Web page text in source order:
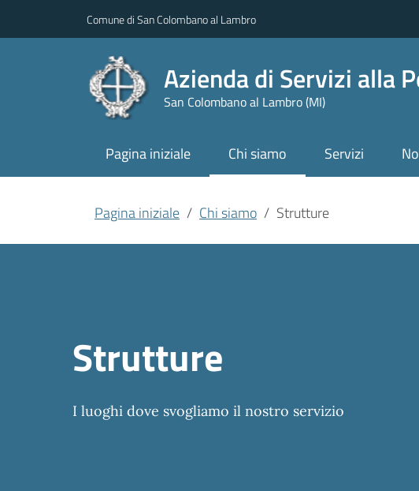
Comune di San Colombano al Lambro
Azienda di Servizi alla
San Colombano al Lambro (MI)
Pagina iniziale Chi siamo Servizi
Pagina iniziale Chi siamo Strutture
Strutture
I luoghi dove svogliamo il nostro servizio